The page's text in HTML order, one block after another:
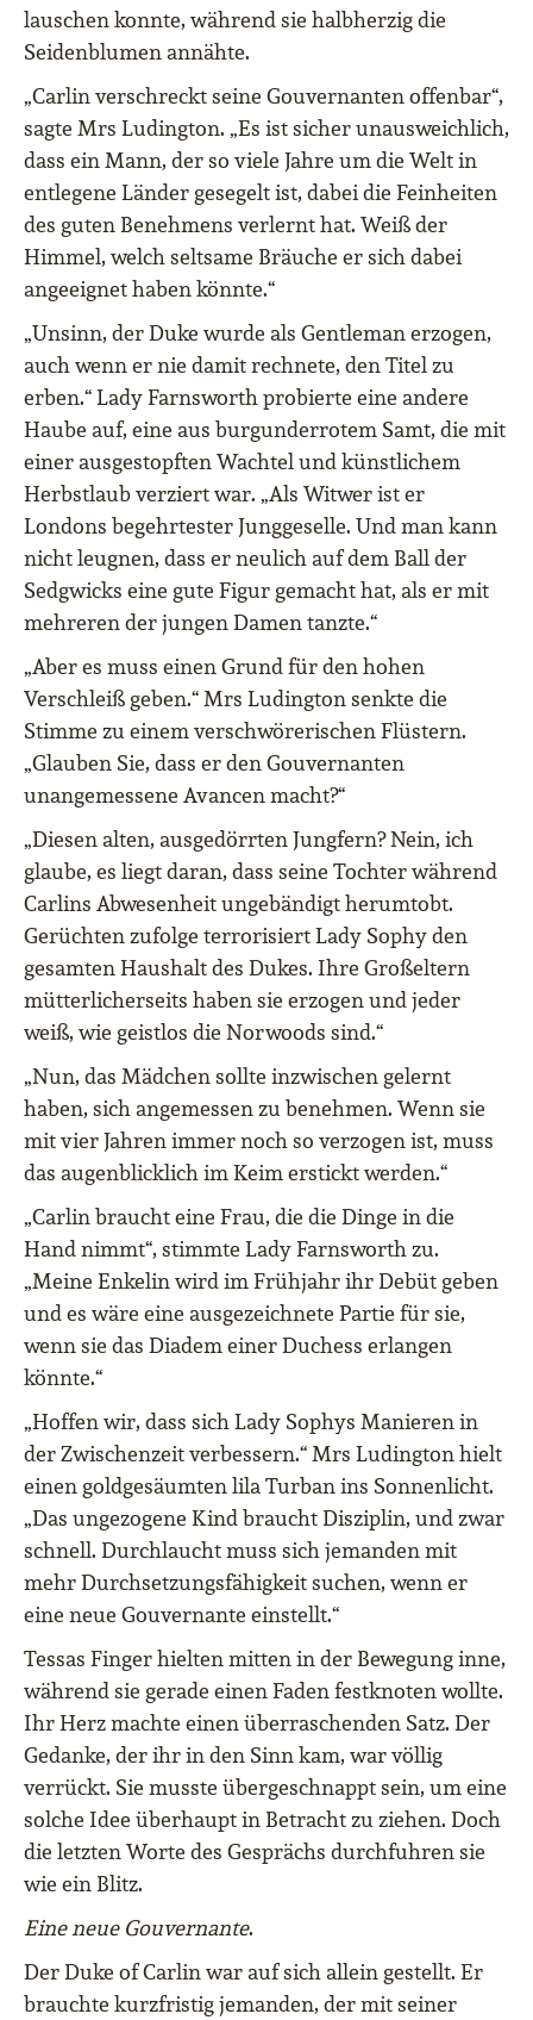
lauschen konnte, während sie halbherzig die
Seidenblumen annähte.
„Carlin verschreckt seine Gouvernanten offenbar“,
sagte Mrs Ludington. „Es ist sicher unausweichlich,
dass ein Mann, der so viele Jahre um die Welt in
entlegene Länder gesegelt ist, dabei die Feinheiten
des guten Benehmens verlernt hat. Weiß der
Himmel, welch seltsame Bräuche er sich dabei
angeeignet haben könnte.“
„Unsinn, der Duke wurde als Gentleman erzogen,
auch wenn er nie damit rechnete, den Titel zu
erben.“ Lady Farnsworth probierte eine andere
Haube auf, eine aus burgunderrotem Samt, die mit
einer ausgestopften Wachtel und künstlichem
Herbstlaub verziert war. „Als Witwer ist er
Londons begehrtester Junggeselle. Und man kann
nicht leugnen, dass er neulich auf dem Ball der
Sedgwicks eine gute Figur gemacht hat, als er mit
mehreren der jungen Damen tanzte.“
„Aber es muss einen Grund für den hohen
Verschleiß geben.“ Mrs Ludington senkte die
Stimme zu einem verschwörerischen Flüstern.
„Glauben Sie, dass er den Gouvernanten
unangemessene Avancen macht?“
„Diesen alten, ausgedörrten Jungfern? Nein, ich
glaube, es liegt daran, dass seine Tochter während
Carlins Abwesenheit ungebändigt herumtobt.
Gerüchten zufolge terrorisiert Lady Sophy den
gesamten Haushalt des Dukes. Ihre Großeltern
mütterlicherseits haben sie erzogen und jeder
weiß, wie geistlos die Norwoods sind.“
„Nun, das Mädchen sollte inzwischen gelernt
haben, sich angemessen zu benehmen. Wenn sie
mit vier Jahren immer noch so verzogen ist, muss
das augenblicklich im Keim erstickt werden.“
„Carlin braucht eine Frau, die die Dinge in die
Hand nimmt“, stimmte Lady Farnsworth zu.
„Meine Enkelin wird im Frühjahr ihr Debüt geben
und es wäre eine ausgezeichnete Partie für sie,
wenn sie das Diadem einer Duchess erlangen
könnte.“
„Hoffen wir, dass sich Lady Sophys Manieren in
der Zwischenzeit verbessern.“ Mrs Ludington hielt
einen goldgesäumten lila Turban ins Sonnenlicht.
„Das ungezogene Kind braucht Disziplin, und zwar
schnell. Durchlaucht muss sich jemanden mit
mehr Durchsetzungsfähigkeit suchen, wenn er
eine neue Gouvernante einstellt.“
Tessas Finger hielten mitten in der Bewegung inne,
während sie gerade einen Faden festknoten wollte.
Ihr Herz machte einen überraschenden Satz. Der
Gedanke, der ihr in den Sinn kam, war völlig
verrückt. Sie musste übergeschnappt sein, um eine
solche Idee überhaupt in Betracht zu ziehen. Doch
die letzten Worte des Gesprächs durchfuhren sie
wie ein Blitz.
Eine neue Gouvernante.
Der Duke of Carlin war auf sich allein gestellt. Er
brauchte kurzfristig jemanden, der mit seiner